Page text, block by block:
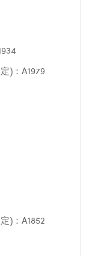
)：A1979
)：A1852